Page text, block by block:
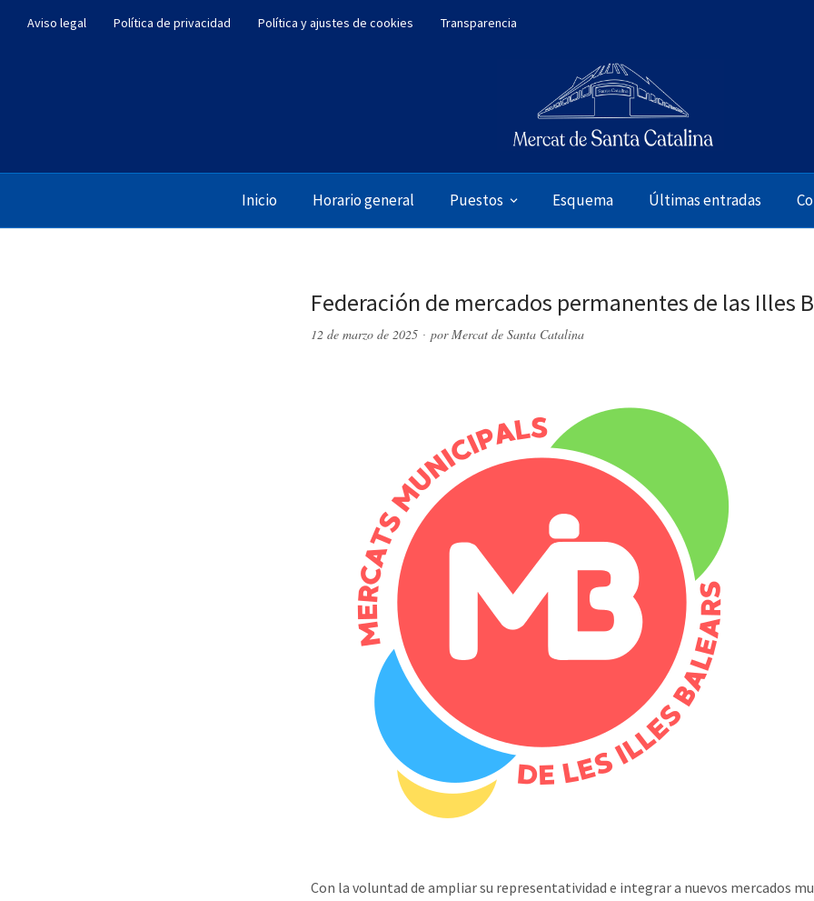
Aviso legal Política de privacidad Política y ajustes de cookies
Transparencia
Inicio Horario general Puestos Esquema Últimas entradas
Federación de mercados permanentes de las Illes
12 de marzo de 2025 porMercat de Santa Catalina
Con la voluntad de ampliar su representatividad e integrar a nuevos mercados